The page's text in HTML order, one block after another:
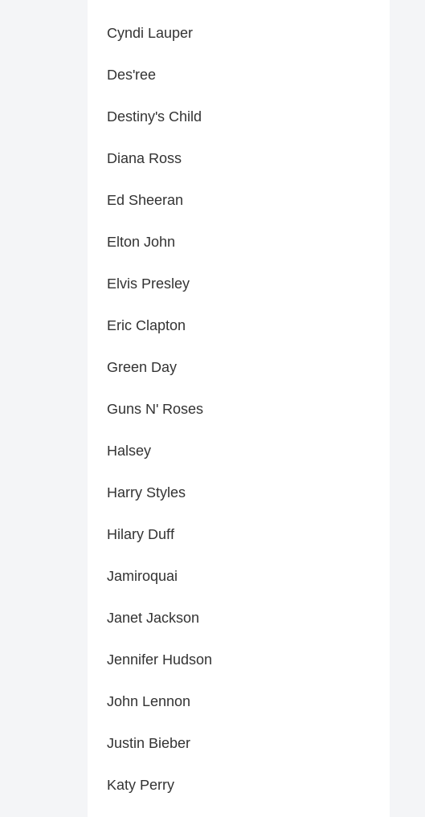
Cyndi Lauper
Des'ree
Destiny's Child
Diana Ross
Ed Sheeran
Elton John
Elvis Presley
Eric Clapton
Green Day
Guns N' Roses
Halsey
Harry Styles
Hilary Duff
Jamiroquai
Janet Jackson
Jennifer Hudson
John Lennon
Justin Bieber
Katy Perry